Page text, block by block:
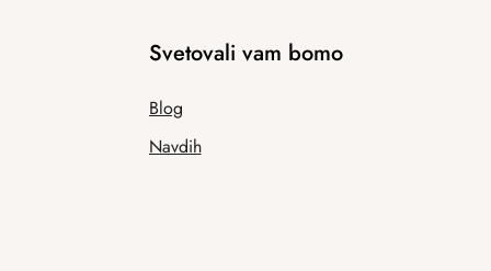
Svetovali vam bomo
Blog
Navdih